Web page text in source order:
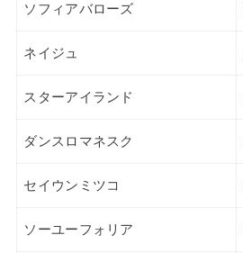
ソフィアバローズ
ネイジュ
スターアイランド
ダンスロマネスク
セイウンミツコ
ソーユーフォリア